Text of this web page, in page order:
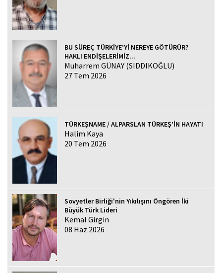
BU SÜREÇ TÜRKİYE’Yİ NEREYE GÖTÜRÜR?
HAKLI ENDİŞELERİMİZ...
Muharrem GÜNAY (SIDDIKOĞLU)
27 Tem 2026
TÜRKEŞNAME / ALPARSLAN TÜRKEŞ’İN HAYATI
Halim Kaya
20 Tem 2026
Sovyetler Birliği'nin Yıkılışını Öngören İki
Büyük Türk Lideri
Kemal Girgin
08 Haz 2026